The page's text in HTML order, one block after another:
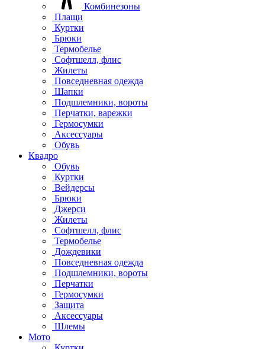
Комбинезоны
Плащи
Куртки
Брюки
Термобелье
Софтшелл, флис
Жилеты
Повседневная одежда
Шапки
Подшлемники, вороты
Перчатки, варежки
Гермосумки
Аксессуары
Обувь
Квадро
Обувь
Куртки
Вейдерсы
Брюки
Джерси
Жилеты
Софтшелл, флис
Термобелье
Дождевики
Повседневная одежда
Подшлемники, вороты
Перчатки
Гермосумки
Защита
Аксессуары
Шлемы
Мото